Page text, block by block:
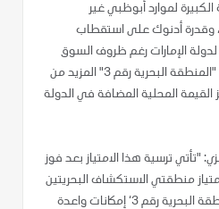
لموارد أبوظبي غير
وقدرة أدنوك على استقطاب
لدولة الإمارات رغم ظروف السوق
الاستثنائية. كما ستتيح ترسية "المنطقة البحرية رقم 3" المزيد من
القيمة المحلية المضافة في الدولة
"تأتي ترسية هذا الامتياز بعد فوز
ذاته في عام 2019 بامتياز منطقتي الاستكشاف البحريتين
رقمي 1 و2، حيث تمتلك ’المنطقة البحرية رقم 3‘ إمكانات واعدة